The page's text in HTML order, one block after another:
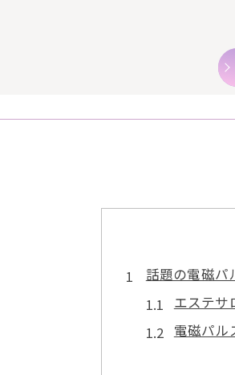
話題の電磁パ
エステサ
電磁パル
奈良県